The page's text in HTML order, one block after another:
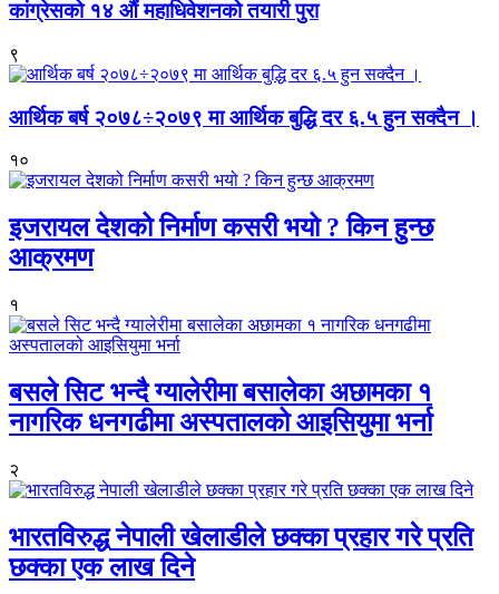
कांग्रेसको १४ औं महाधिवेशनको तयारी पुरा
९
आर्थिक बर्ष २०७८÷२०७९ मा आर्थिक बुद्धि दर ६.५ हुन सक्दैन ।
१०
इजरायल देशको निर्माण कसरी भयो ? किन हुन्छ
आक्रमण
१
बसले सिट भन्दै ग्यालेरीमा बसालेका अछामका १
नागरिक धनगढीमा अस्पतालको आइसियुमा भर्ना
२
भारतविरुद्ध नेपाली खेलाडीले छक्का प्रहार गरे प्रति
छक्का एक लाख दिने